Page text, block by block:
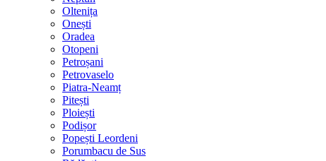
Oltenița
Onești
Oradea
Otopeni
Petroșani
Petrovaselo
Piatra-Neamț
Pitești
Ploiești
Podișor
Popești Leordeni
Porumbacu de Sus